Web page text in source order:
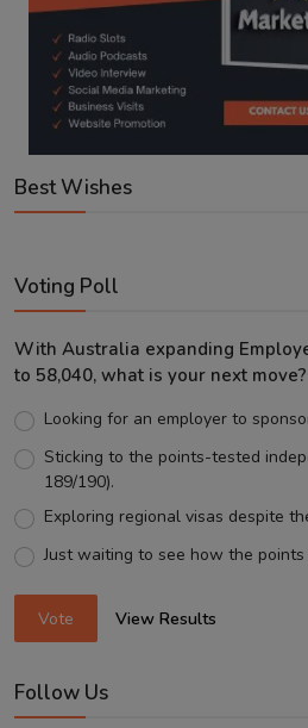
Best Wishes
Voting Poll
With Australia expanding
to 58,040, what is your next move?
Looking for an employer to
Sticking to the points-tested
189/190).
Exploring regional visas despite
Just waiting to see how the
Vote View Results
Follow Us